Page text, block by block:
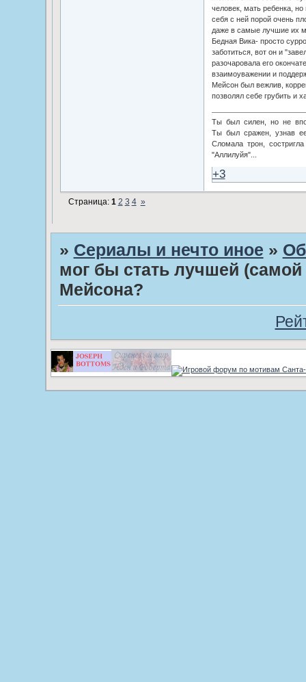
человек, мать ребенка,
себя с ней порой очень
даже в самые лучшие их
Бедная Вика- просто
заботиться, вот он и
разочаровала его
взаимоуважении и
Мейсон был вежлив,
позволял себе грубить и
Ты был силен, но не
Ты был сражен, узнав
Сломала трон,
"Аллилуйя"...
+3
Страница: 1 2 3 4 »
» Сериалы и нечто иное »
мог бы стать лучшей
Мейсона?